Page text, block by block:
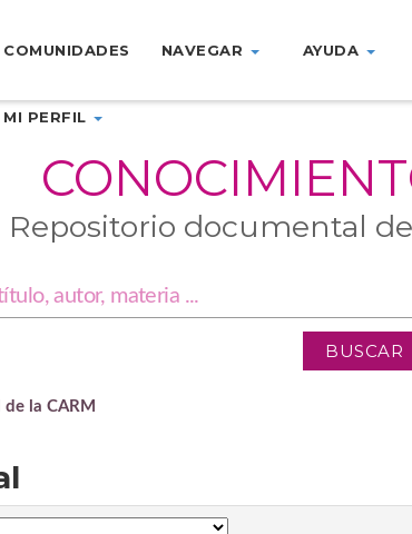
COMUNIDADES NAVEGAR AYUDA
MI PERFIL
Repositorio documental
la CARM